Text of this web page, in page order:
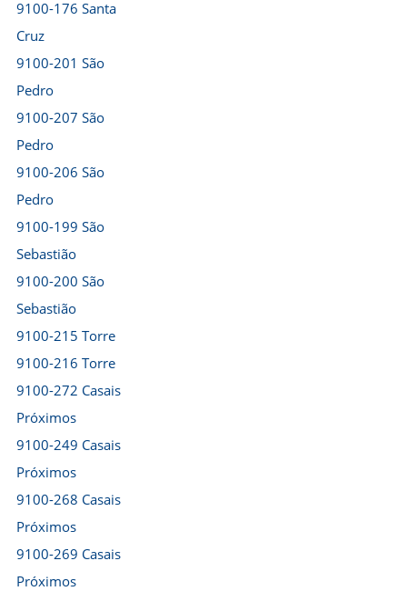
9100-176 Santa
Cruz
9100-201 São
Pedro
9100-207 São
Pedro
9100-206 São
Pedro
9100-199 São
Sebastião
9100-200 São
Sebastião
9100-215 Torre
9100-216 Torre
9100-272 Casais
Próximos
9100-249 Casais
Próximos
9100-268 Casais
Próximos
9100-269 Casais
Próximos